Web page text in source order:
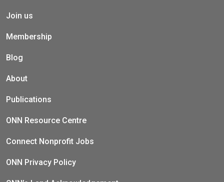
Join us
Membership
Blog
About
Publications
ONN Resource Centre
Connect Nonprofit Jobs
ONN Privacy Policy